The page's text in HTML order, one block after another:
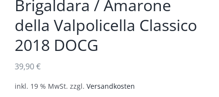
Brigaldara / Amarone
della Valpolicella Classico
2018 DOCG
39,90€
inkl. 19 % MwSt. zzgl. Versandkosten